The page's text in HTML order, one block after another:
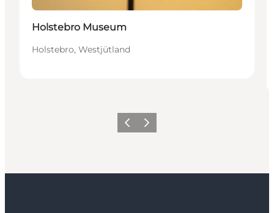
Holstebro Museum
Holstebro, Westjütland
ZurückWeiter